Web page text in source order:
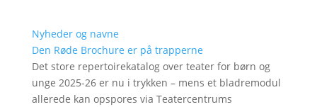
Nyheder og navne
Den Røde Brochure er på trapperne
Det store repertoirekatalog over teater for børn og
unge 2025-26 er nu i trykken – mens et bladremodul
allerede kan opspores via Teatercentrums